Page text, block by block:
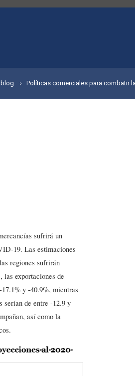
Políticas comerciales para combatir
sufrirá un
19. Las estimaciones
regiones sufrirán
exportaciones de
y -40.9%, mientras
serían de entre -12.9 y
así como la